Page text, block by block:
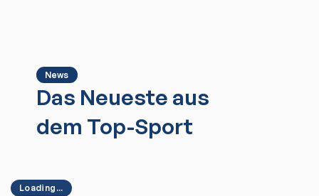
News
Das Neueste aus
dem Top-Sport
Loading...